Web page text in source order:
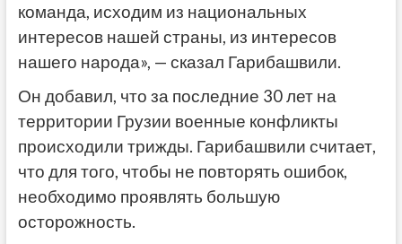
команда, исходим из национальных
интересов нашей страны, из интересов
нашего народа», — сказал Гарибашвили.
Он добавил, что за последние 30 лет на
территории Грузии военные конфликты
происходили трижды. Гарибашвили считает,
что для того, чтобы не повторять ошибок,
необходимо проявлять большую
осторожность.